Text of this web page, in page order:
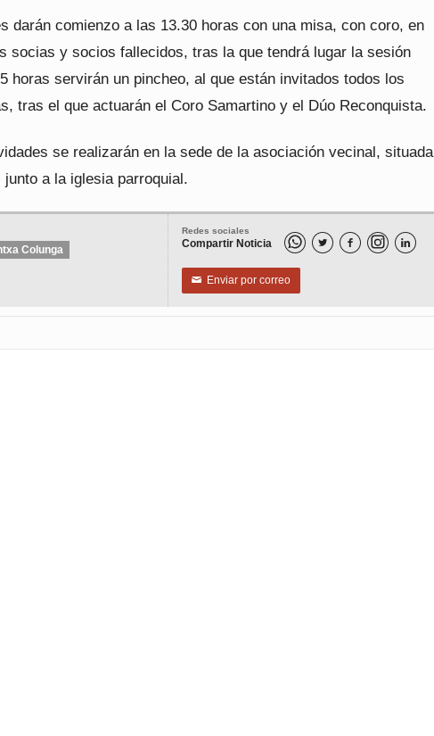
darán comienzo a las 13.30 horas con una misa, con coro, en
socias y socios fallecidos, tras la que tendrá lugar la sesión
horas servirán un pincheo, al que están invitados todos los
tras el que actuarán el Coro Samartino y el Dúo Reconquista.
se realizarán en la sede de la asociación vecinal, situada
a la iglesia parroquial.
Redes sociales
Compartir Noticia   
✉ Enviar por correo
Colunga